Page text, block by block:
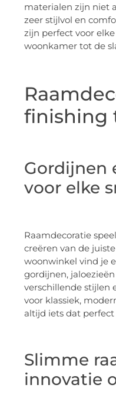
materialen zijn niet
zeer stijlvol en
zijn perfect voor
woonkamer tot de
finishing
Gordijnen
voor elke
Raamdecoratie
creëren van de
woonwinkel vind je
gordijnen,
verschillende stijlen
voor klassiek,
altijd iets dat
Slimme
innovatie